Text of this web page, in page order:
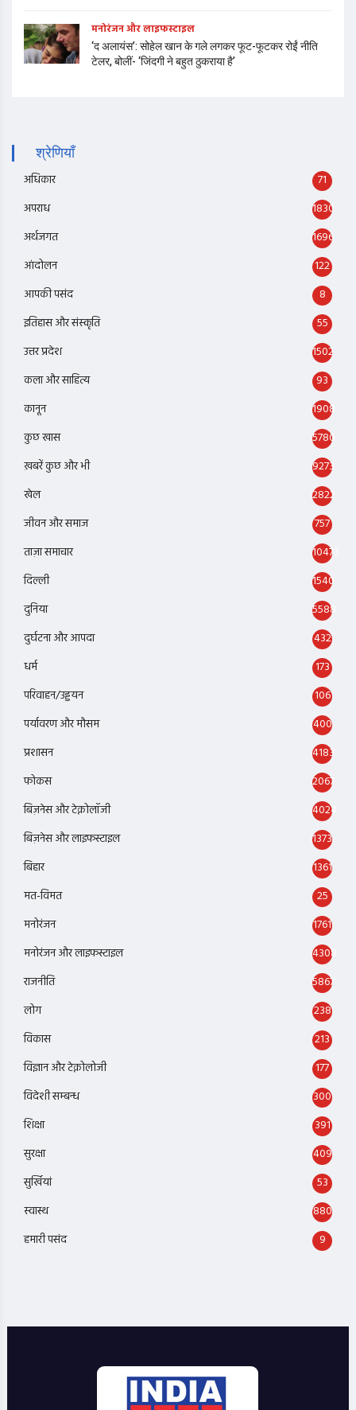
मनोरंजन और लाइफस्टाइल
‘द अलायंस’: सोहेल खान के गले लगकर फूट-फूटकर रोईं नीति
टेलर, बोलीं- ‘जिंदगी ने बहुत ठुकराया है’
श्रेणियाँ
अधिकार
71
अपराध
1830
अर्थजगत
1696
आंदोलन
122
आपकी पसंद
8
इतिहास और संस्कृति
55
उत्तर प्रदेश
1502
कला और साहित्य
93
कानून
1908
कुछ खास
5780
ख़बरें कुछ और भी
9273
खेल
2822
जीवन और समाज
757
ताज़ा समाचार
10473
दिल्ली
1540
दुनिया
5588
दुर्घटना और आपदा
432
धर्म
173
परिवाहन/उड्डयन
106
पर्यावरण और मौसम
400
प्रशासन
4183
फोकस
2067
बिज़नेस और टेक्नोलॉजी
4024
बिज़नेस और लाइफस्टाइल
1373
बिहार
1361
मत-विमत
25
मनोरंजन
1761
मनोरंजन और लाइफस्टाइल
4308
राजनीति
5867
लोग
238
विकास
213
विज्ञान और टेक्नोलोजी
177
विदेशी सम्बन्ध
300
शिक्षा
391
सुरक्षा
409
सुर्खियां
53
स्वास्थ
880
हमारी पसंद
9